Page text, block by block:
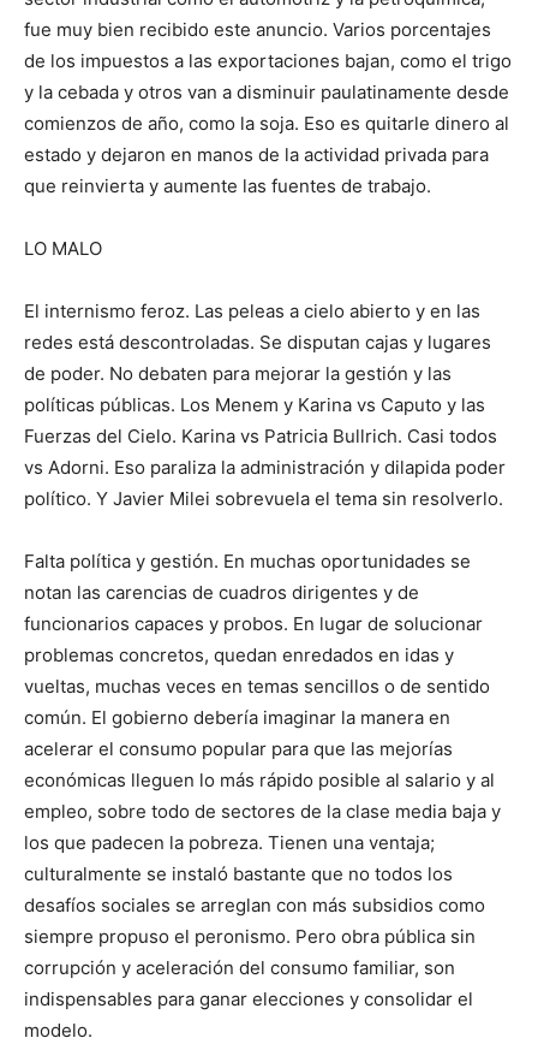
fue muy bien recibido este anuncio. Varios porcentajes
de los impuestos a las exportaciones bajan, como el trigo
y la cebada y otros van a disminuir paulatinamente desde
comienzos de año, como la soja. Eso es quitarle dinero al
estado y dejaron en manos de la actividad privada para
que reinvierta y aumente las fuentes de trabajo.
LO MALO
El internismo feroz. Las peleas a cielo abierto y en las
redes está descontroladas. Se disputan cajas y lugares
de poder. No debaten para mejorar la gestión y las
políticas públicas. Los Menem y Karina vs Caputo y las
Fuerzas del Cielo. Karina vs Patricia Bullrich. Casi todos
vs Adorni. Eso paraliza la administración y dilapida poder
político. Y Javier Milei sobrevuela el tema sin resolverlo.
Falta política y gestión. En muchas oportunidades se
notan las carencias de cuadros dirigentes y de
funcionarios capaces y probos. En lugar de solucionar
problemas concretos, quedan enredados en idas y
vueltas, muchas veces en temas sencillos o de sentido
común. El gobierno debería imaginar la manera en
acelerar el consumo popular para que las mejorías
económicas lleguen lo más rápido posible al salario y al
empleo, sobre todo de sectores de la clase media baja y
los que padecen la pobreza. Tienen una ventaja;
culturalmente se instaló bastante que no todos los
desafíos sociales se arreglan con más subsidios como
siempre propuso el peronismo. Pero obra pública sin
corrupción y aceleración del consumo familiar, son
indispensables para ganar elecciones y consolidar el
modelo.